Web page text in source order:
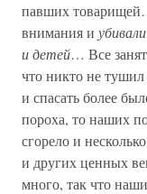
павших
внимания и
и детей… Все
что никто не
и спасать более
пороха, то наших
сгорело и
и других ценных
много, так что